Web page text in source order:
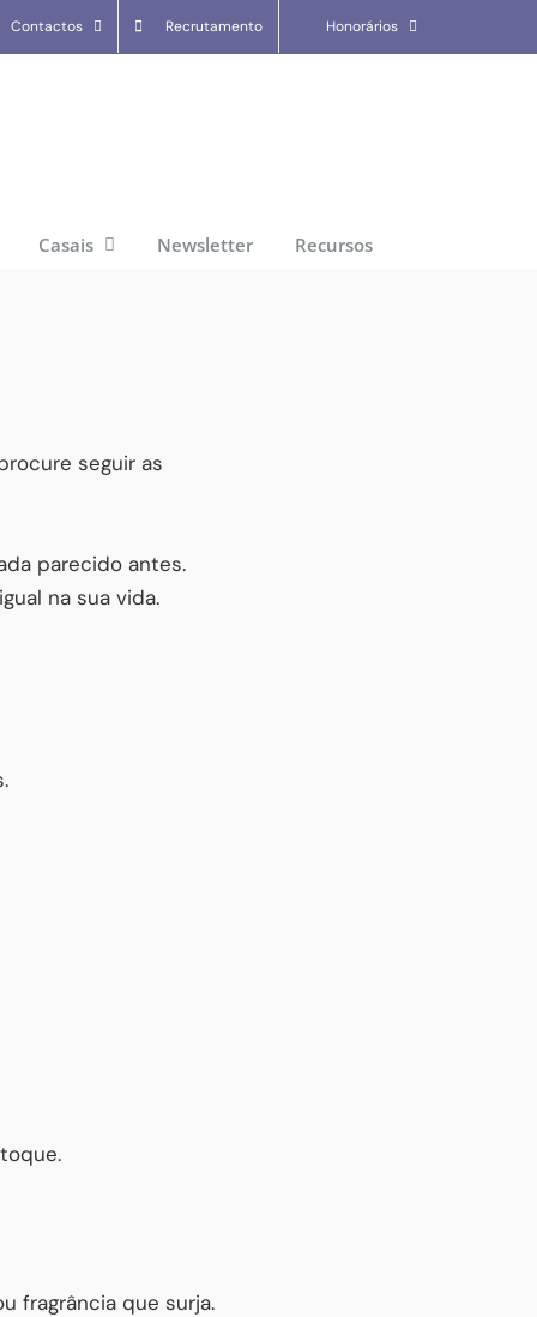
Contactos Recrutamento Honorários
Casais Newsletter Recursos
seguir as
parecido antes.
na sua vida.
fragrância que surja.